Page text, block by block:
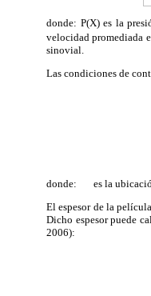
donde: P(X) es la
velocidad promediada
sinovial.
Las condiciones de
donde:
es la
El espesor de la
Dicho espesor puede
2006):